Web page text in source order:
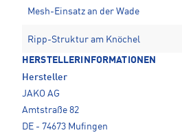
Mesh-Einsatz an der Wade
Ripp-Struktur am Knöchel
HERSTELLERINFORMATIONEN
Hersteller
JAKO AG
Amtstraße 82
DE - 74673 Mufingen